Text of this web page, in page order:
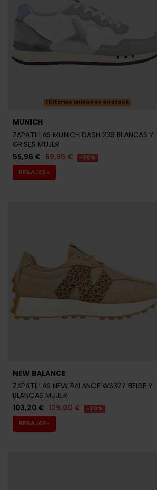
Últimas unidades en stock
MUNICH
ZAPATILLAS MUNICH DASH 239 BLANCAS Y
GRISES MUJER
55,96 € 69,95 € -20%
REBAJAS+
NEW BALANCE
ZAPATILLAS NEW BALANCE WS327 BEIGE Y
BLANCAS MUJER
103,20 € 129,00 € -20%
REBAJAS+